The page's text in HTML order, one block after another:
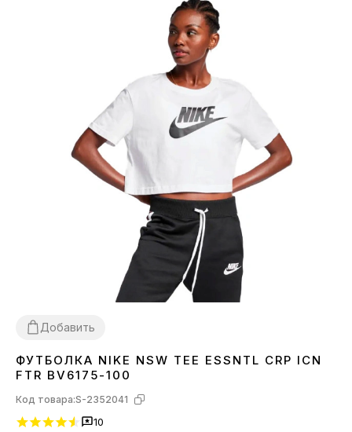
Добавить
S M L
ФУТБОЛКА NIKE NSW TEE ESSNTL CRP ICN
FTR BV6175-100
Код товара:S-2352041
10